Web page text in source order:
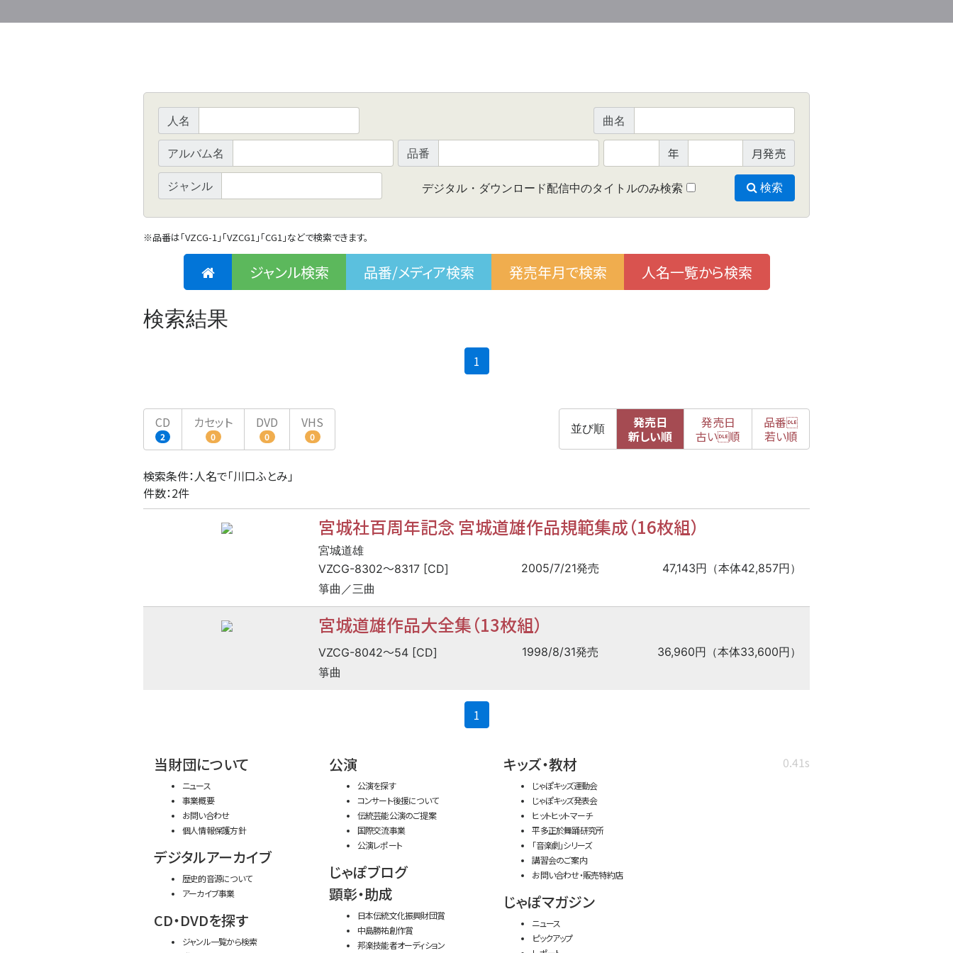
人名 曲名
アルバム名 品番 年 月発売
ジャンル デジタル・ダウンロード配信中のタイトルのみ検索 検索
※品番は「VZCG-1」「VZCG1」「CG1」などで検索できます。
ジャンル検索 品番/メディア検索 発売年月で検索 人名一覧から検索
検索結果
1
CD
2
カセット
0
DVD
0
VHS
0
並び順
発売日
新しい順
発売日
古い順
品番
若い順
検索条件：人名で「川口ふとみ」
件数：2件
宮城社百周年記念 宮城道雄作品規範集成（16枚組）
宮城道雄
VZCG-8302〜8317 [CD] 2005/7/21発売
47,143円（本体42,857円）
箏曲／三曲
宮城道雄作品大全集（13枚組）
VZCG-8042〜54 [CD] 1998/8/31発売
36,960円（本体33,600円）
箏曲
1
0.41s
当財団について
ニュース
事業概要
お問い合わせ
個人情報保護方針
デジタルアーカイブ
歴史的音源について
アーカイブ事業
CD・DVDを探す
ジャンル一覧から検索
公演
公演を探す
コンサート後援について
伝統芸能公演のご提案
国際交流事業
公演レポート
じゃぽブログ
顕彰・助成
日本伝統文化振興財団賞
中島勝祐創作賞
邦楽技能者オーディション
キッズ・教材
じゃぽキッズ運動会
じゃぽキッズ発表会
ヒットヒットマーチ
平多正於舞踊研究所
「音楽劇」シリーズ
講習会のご案内
お問い合わせ・販売特約店
じゃぽマガジン
ニュース
ピックアップ